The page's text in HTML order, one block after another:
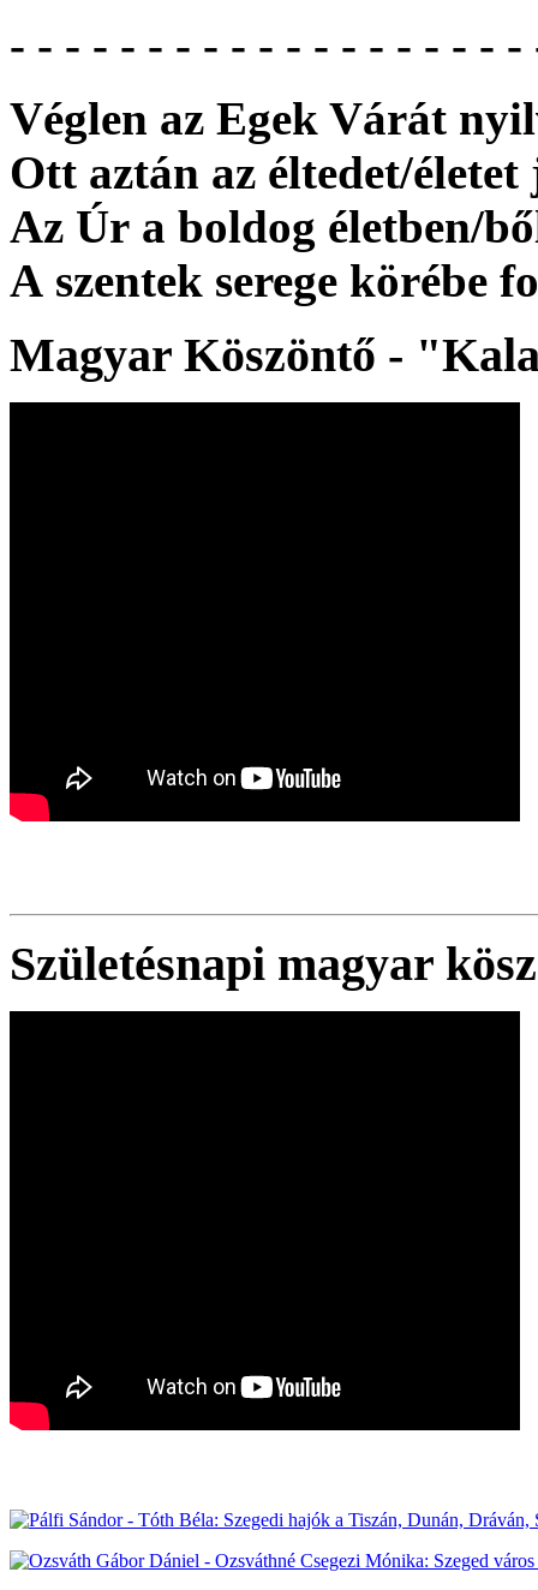
- - - - - - - - - - - - - - - - - -
Véglen az Egek Várát
Ott aztán az éltedet/
Az Úr a boldog életben/
A szentek serege körébe
Magyar Köszöntő -
Születésnapi magyar